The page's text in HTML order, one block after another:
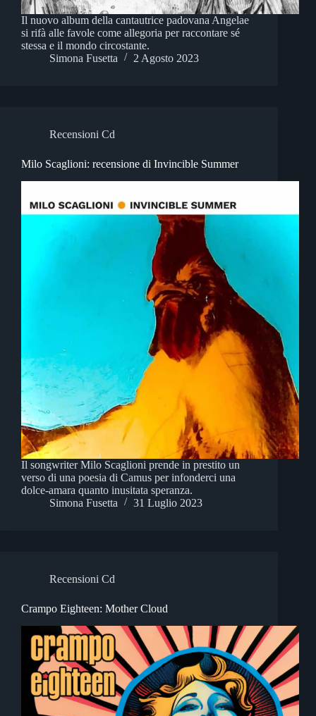
Il nuovo album della cantautrice padovana Angelae
si rifà alle favole come allegoria per raccontare sé
stessa e il mondo circostante.
Simona Fusetta
2 Agosto 2023
Recensioni Cd
Milo Scaglioni: recensione di Invincible Summer
Il songwriter Milo Scaglioni prende in prestito un
verso di una poesia di Camus per infonderci una
dolce-amara quanto inusitata speranza.
Simona Fusetta
31 Luglio 2023
Recensioni Cd
Crampo Eighteen: Mother Cloud